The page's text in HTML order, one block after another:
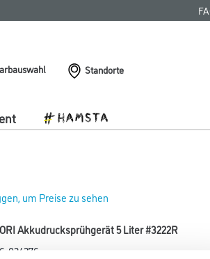
Standorte
um Preise zu sehen
Akkudrucksprühgerät 5 Liter #3222R
024276